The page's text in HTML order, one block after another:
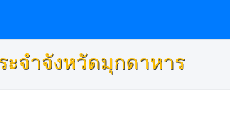
จำจังหวัดมุกดาหาร